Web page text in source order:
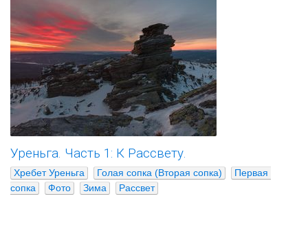
Уреньга. Часть 1: К Рассвету.
Хребет Уреньга Голая сопка (Вторая сопка)
Первая
сопка
Фото Зима Рассвет